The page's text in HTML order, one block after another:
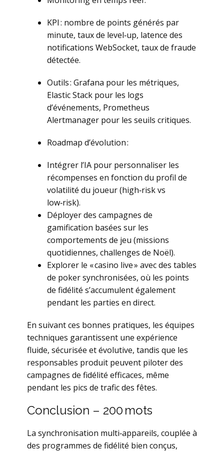
KPI : nombre de points générés par
minute, taux de level‑up, latence des
notifications WebSocket, taux de fraude
détectée.
Outils : Grafana pour les métriques,
Elastic Stack pour les logs
d’événements, Prometheus
Alertmanager pour les seuils critiques.
Roadmap d’évolution :
Intégrer l’IA pour personnaliser les
récompenses en fonction du profil de
volatilité du joueur (high‑risk vs
low‑risk).
Déployer des campagnes de
gamification basées sur les
comportements de jeu (missions
quotidiennes, challenges de Noël).
Explorer le « casino live » avec des tables
de poker synchronisées, où les points
de fidélité s’accumulent également
pendant les parties en direct.
En suivant ces bonnes pratiques, les équipes
techniques garantissent une expérience
fluide, sécurisée et évolutive, tandis que les
responsables produit peuvent piloter des
campagnes de fidélité efficaces, même
pendant les pics de trafic des fêtes.
Conclusion – 200 mots
La synchronisation multi‑appareils, couplée à
des programmes de fidélité bien conçus,